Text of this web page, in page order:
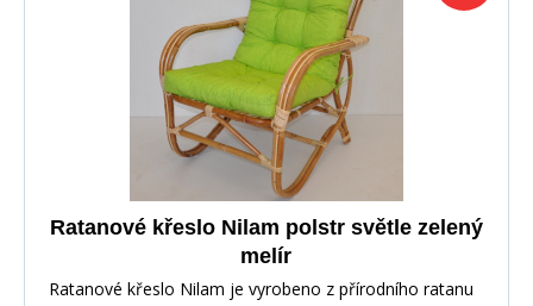
Ratanové křeslo Nilam polstr světle zelený
melír
Ratanové křeslo Nilam je vyrobeno z přírodního ratanu